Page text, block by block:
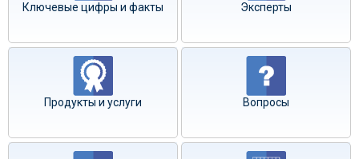
Ключевые цифры и факты Эксперты
Продукты и услуги Вопросы